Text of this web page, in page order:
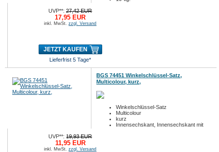
UVP**:27,42 EUR
17,95 EUR
inkl. MwSt.zzgl. Versand
JETZT KAUFEN
Lieferfrist 5 Tage*
BGS 74451 Winkelschlüssel-Satz,
Multicolour, kurz,
Winkelschlüssel-Satz
Multicolour
kurz
Innensechskant, Innensechskant mit
UVP**:19,93 EUR
11,95 EUR
inkl. MwSt.zzgl. Versand